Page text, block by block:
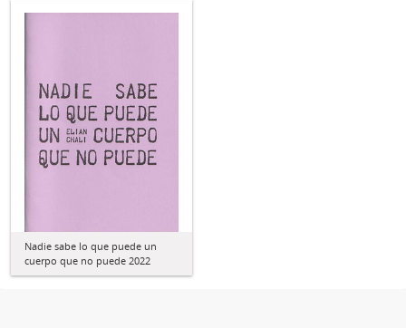
Nadie sabe lo que puede un
cuerpo que no puede 2022